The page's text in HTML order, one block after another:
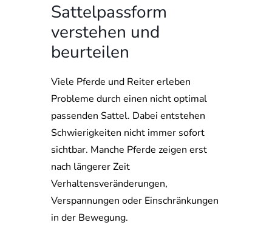
Sattelpassform
verstehen und
beurteilen
Viele Pferde und Reiter erleben
Probleme durch einen nicht optimal
passenden Sattel. Dabei entstehen
Schwierigkeiten nicht immer sofort
sichtbar. Manche Pferde zeigen erst
nach längerer Zeit
Verhaltensveränderungen,
Verspannungen oder Einschränkungen
in der Bewegung.